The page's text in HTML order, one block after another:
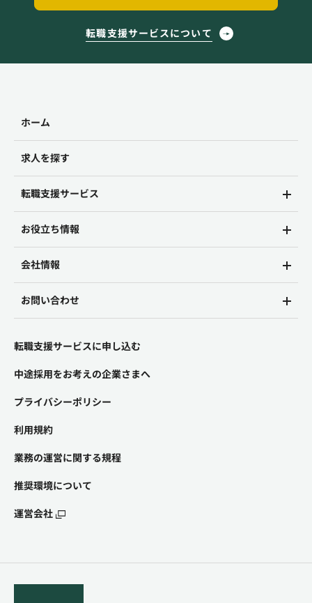
転職支援サービスについて
ホーム
求人を探す
転職支援サービス
お役立ち情報
会社情報
お問い合わせ
転職支援サービスに申し込む
中途採用をお考えの企業さまへ
プライバシーポリシー
利用規約
業務の運営に関する規程
推奨環境について
運営会社